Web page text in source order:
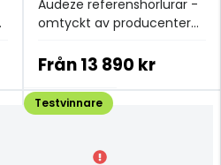
Audeze referenshörlurar -
omtyckt av producenter
Från13 890 kr
Testvinnare